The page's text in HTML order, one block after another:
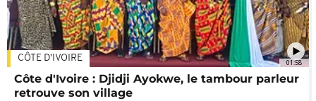
01:58
CÔTE D'IVOIRE
Côte d'Ivoire : Djidji Ayokwe, le tambour parleur
retrouve son village